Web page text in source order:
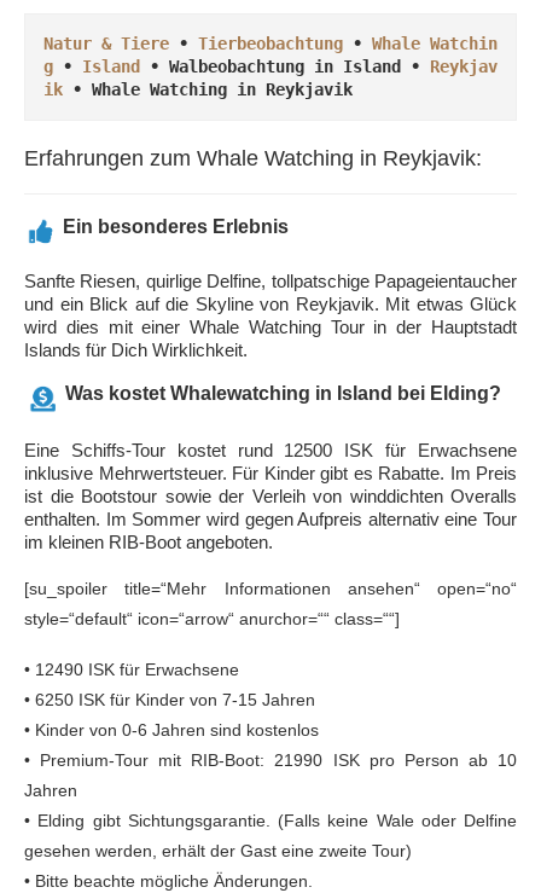
Natur & Tiere • Tierbeobachtung • Whale Watchin
g • Island • Walbeobachtung in Island • Reykjav
ik • Whale Watching in Reykjavik
Erfahrungen zum Whale Watching in Reykjavik:
Ein besonderes Erlebnis
Sanfte Riesen, quirlige Delfine, tollpatschige Papageientaucher
und ein Blick auf die Skyline von Reykjavik. Mit etwas Glück
wird dies mit einer Whale Watching Tour in der Hauptstadt
Islands für Dich Wirklichkeit.
Was kostet Whalewatching in Island bei Elding?
Eine Schiffs-Tour kostet rund 12500 ISK für Erwachsene
inklusive Mehrwertsteuer. Für Kinder gibt es Rabatte. Im Preis
ist die Bootstour sowie der Verleih von winddichten Overalls
enthalten. Im Sommer wird gegen Aufpreis alternativ eine Tour
im kleinen RIB-Boot angeboten.
[su_spoiler title=“Mehr Informationen ansehen“ open=“no“
style=“default“ icon=“arrow“ anurchor=““ class=““]
• 12490 ISK für Erwachsene
• 6250 ISK für Kinder von 7-15 Jahren
• Kinder von 0-6 Jahren sind kostenlos
• Premium-Tour mit RIB-Boot: 21990 ISK pro Person ab 10
Jahren
• Elding gibt Sichtungsgarantie. (Falls keine Wale oder Delfine
gesehen werden, erhält der Gast eine zweite Tour)
• Bitte beachte mögliche Änderungen.